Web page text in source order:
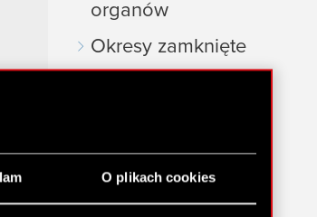
O plikach cookies
organów
Okresy zamknięte
Przydatne linki
Kontakt IR